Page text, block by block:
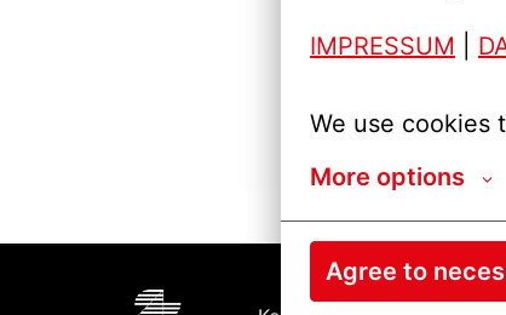
IMPRESSUM
We use cookies
More options
Agree to